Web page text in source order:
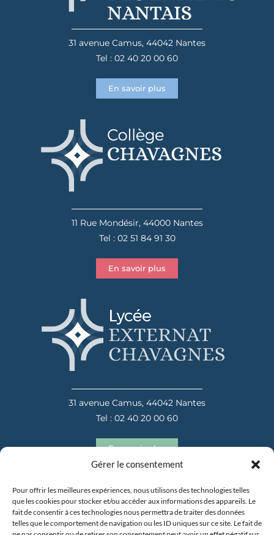
Gérer le consentement
Pour offrir les meilleures expériences, nous utilisons des technologies telles
que les cookies pour stocker et/ou accéder aux informations des appareils. Le
fait de consentir à ces technologies nous permettra de traiter des données
telles que le comportement de navigation ou les ID uniques sur ce site. Le fait de
31 avenue Camus, 44042 Nantes
Tel : 02 40 20 00 60
En savoir plus
11 Rue Mondésir, 44000 Nantes
Tel : 02 51 84 91 30
En savoir plus
31 avenue Camus, 44042 Nantes
Tel : 02 40 20 00 60
En savoir plus